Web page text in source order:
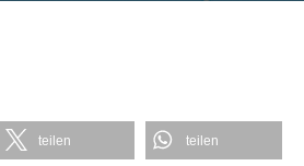
teilen teilen